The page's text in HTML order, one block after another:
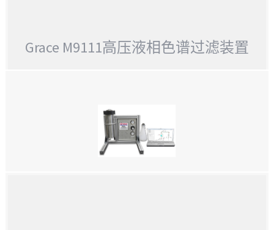
Grace M9111高压液相色谱过滤装置
GRACE M9111高压液相色谱过滤装置